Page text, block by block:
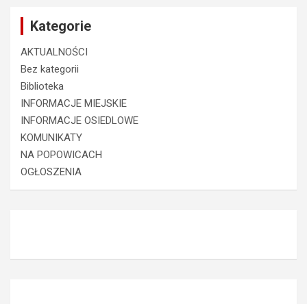
Kategorie
AKTUALNOŚCI
Bez kategorii
Biblioteka
INFORMACJE MIEJSKIE
INFORMACJE OSIEDLOWE
KOMUNIKATY
NA POPOWICACH
OGŁOSZENIA